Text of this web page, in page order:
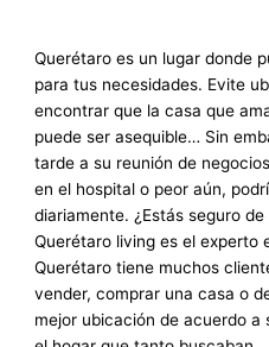
Querétaro es un lugar donde
para tus necesidades. Evite
encontrar que la casa que
puede ser asequible… Sin
tarde a su reunión de
en el hospital o peor aún,
diariamente. ¿Estás seguro
Querétaro living es el experto
Querétaro tiene muchos
vender, comprar una casa o
mejor ubicación de acuerdo a